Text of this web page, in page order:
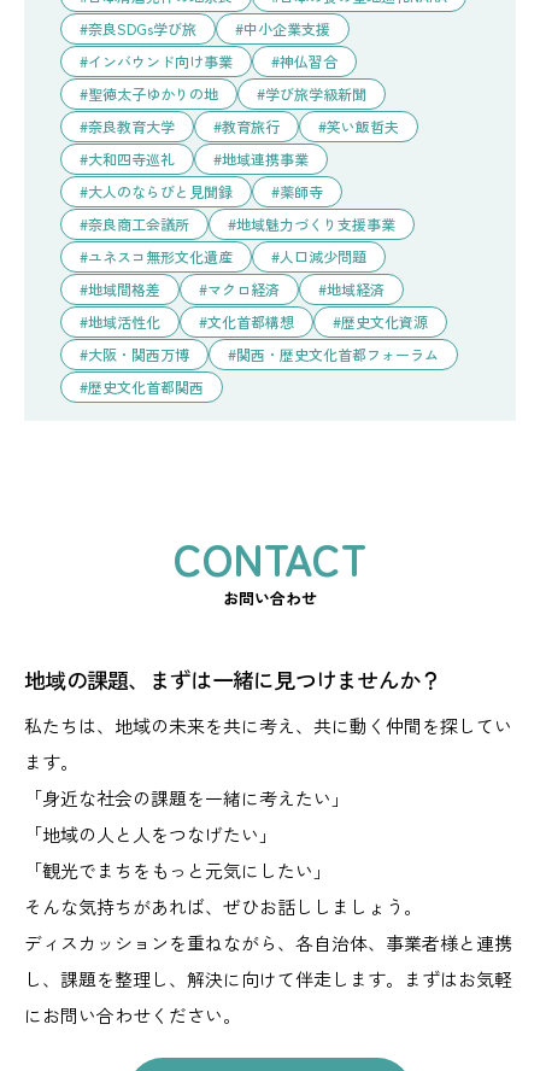
奈良SDGs学び旅
中小企業支援
インバウンド向け事業
神仏習合
聖徳太子ゆかりの地
学び旅学級新聞
奈良教育大学
教育旅行
笑い飯哲夫
大和四寺巡礼
地域連携事業
大人のならびと見聞録
薬師寺
奈良商工会議所
地域魅力づくり支援事業
ユネスコ無形文化遺産
人口減少問題
地域間格差
マクロ経済
地域経済
地域活性化
文化首都構想
歴史文化資源
大阪・関西万博
関西・歴史文化首都フォーラム
歴史文化首都関西
お問い合わせ
地域の課題、まずは一緒に見つけませんか？
私たちは、地域の未来を共に考え、共に動く仲間を探してい
ます。
「身近な社会の課題を一緒に考えたい」
「地域の人と人をつなげたい」
「観光でまちをもっと元気にしたい」
そんな気持ちがあれば、ぜひお話ししましょう。
ディスカッションを重ねながら、 各自治体、事業者様と連携
し、課題を整理し、解決に向けて伴走します。
まずはお気軽
にお問い合わせください。